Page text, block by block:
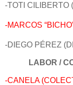
-TOTI CILIBERTO
-MARCOS
-DIEGO PÉREZ
LABOR /
-CANELA